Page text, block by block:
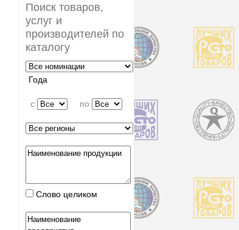
Поиск товаров,
услуг и
производителей по
каталогу
Года
c по
Слово целиком